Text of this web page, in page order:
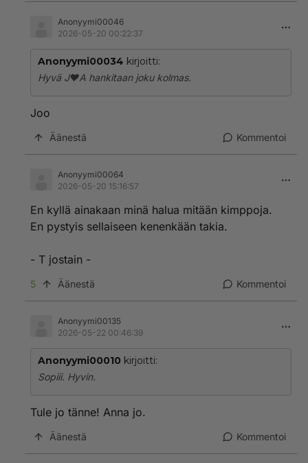
Anonyymi00046
2026-05-20 00:22:37
Anonyymi00034 kirjoitti:
Hyvä J❤️A hankitaan joku kolmas.
Joo
Äänestä Kommentoi
Anonyymi00064
2026-05-20 15:16:57
En kyllä ainakaan minä halua mitään kimppoja.
En pystyis sellaiseen kenenkään takia.
- T jostain -
5 Äänestä Kommentoi
Anonyymi00135
2026-05-22 00:46:39
Anonyymi00010 kirjoitti:
Sopiii. Hyvin.
Tule jo tänne! Anna jo.
Äänestä Kommentoi